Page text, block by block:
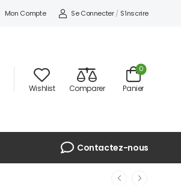
Mon Compte Se Connecter / S'inscrire
Wishlist Comparer Panier
0
Contactez-nous